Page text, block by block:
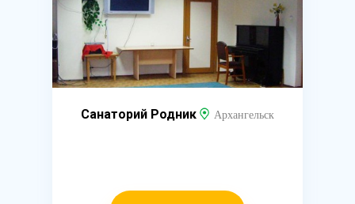
Санаторий Родник Архангельск